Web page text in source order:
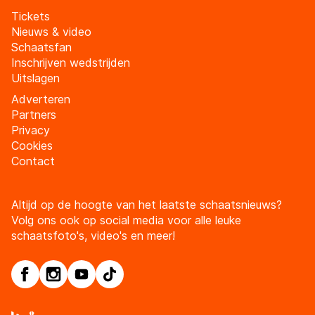
Tickets
Nieuws & video
Schaatsfan
Inschrijven wedstrijden
Uitslagen
Adverteren
Partners
Privacy
Cookies
Contact
Altijd op de hoogte van het laatste schaatsnieuws?
Volg ons ook op social media voor alle leuke
schaatsfoto's, video's en meer!